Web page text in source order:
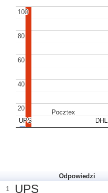
UPS
UPS
Pocztex
Pocztex
DHL
DHL
20
20
40
40
60
60
80
80
100
100
Odpowiedzi
1
UPS